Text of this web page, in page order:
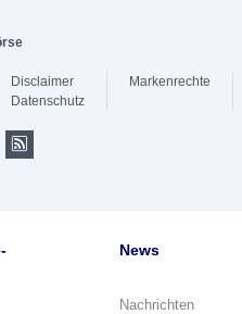
Disclaimer
Datenschutz
Markenrechte
News
Nachrichten